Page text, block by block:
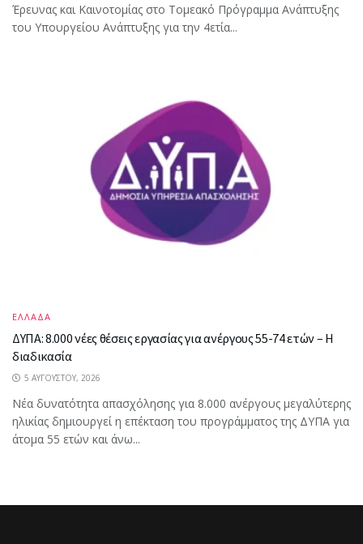
Έρευνας και Καινοτομίας στο Tομεακό Πρόγραμμα Ανάπτυξης
του Υπουργείου Ανάπτυξης για την 4ετία...
ΕΛΛΑΔΑ
ΔΥΠΑ: 8.000 νέες θέσεις εργασίας για ανέργους 55-74 ετών – Η
διαδικασία
5 ΑΥΓΟΎΣΤΟΥ, 2026
Νέα δυνατότητα απασχόλησης για 8.000 ανέργους μεγαλύτερης
ηλικίας δημιουργεί η επέκταση του προγράμματος της ΔΥΠΑ για
άτομα 55 ετών και άνω...